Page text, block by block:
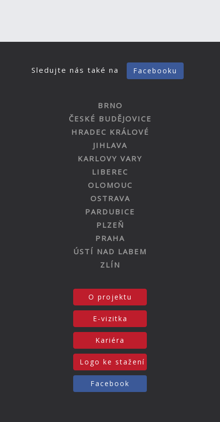
Sledujte nás také na Facebooku
BRNO
ČESKÉ BUDĚJOVICE
HRADEC KRÁLOVÉ
JIHLAVA
KARLOVY VARY
LIBEREC
OLOMOUC
OSTRAVA
PARDUBICE
PLZEŇ
PRAHA
ÚSTÍ NAD LABEM
ZLÍN
O projektu
E-vizitka
Kariéra
Logo ke stažení
Facebook